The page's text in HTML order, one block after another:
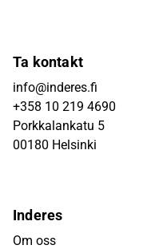
Ta kontakt
info@inderes.fi
+358 10 219 4690
Porkkalankatu 5
00180 Helsinki
Inderes
Om oss